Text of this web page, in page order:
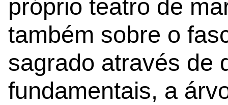
próprio teatro de
também sobre o
sagrado através de
fundamentais, a